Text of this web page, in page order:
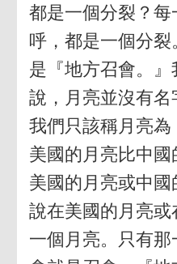
都是一個分裂？
呼，都是一個分
是『地方召會。
說，月亮並沒有名
我們只該稱月亮為
美國的月亮比中
美國的月亮或中
說在美國的月亮
一個月亮。只有